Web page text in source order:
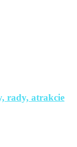
rady, atrakcie